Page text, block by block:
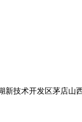
新技术开发区茅店山